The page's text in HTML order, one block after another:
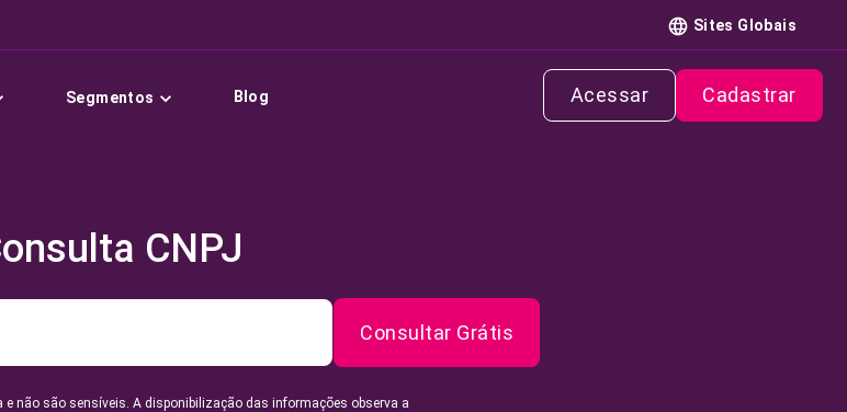
Sites Globais
Segmentos Blog Acessar Cadastrar
CNPJ
Consultar Grátis
e não são sensíveis. A disponibilização das informações observa a